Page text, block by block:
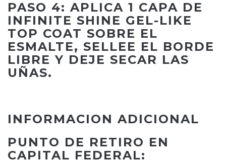
PASO 4: APLICA 1 CAPA DE
INFINITE SHINE GEL-LIKE
TOP COAT SOBRE EL
ESMALTE, SELLEE EL BORDE
LIBRE Y DEJE SECAR LAS
UÑAS.
INFORMACION ADICIONAL
PUNTO DE RETIRO EN
CAPITAL FEDERAL: